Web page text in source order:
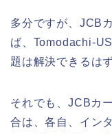
多分ですが、JCB
ば、Tomodachi-
題は解決できるは
それでも、JCBカ
合は、各自、イン